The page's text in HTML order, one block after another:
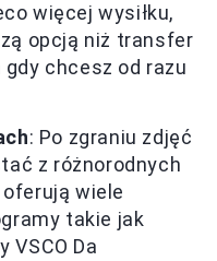
więcej wysiłku,
opcją niż transfer
gdy chcesz od razu
: Po zgraniu zdjęć
z różnorodnych
wiele
takie jak
VSCO Da